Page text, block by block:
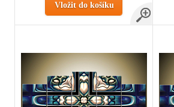
Vložit do košíku